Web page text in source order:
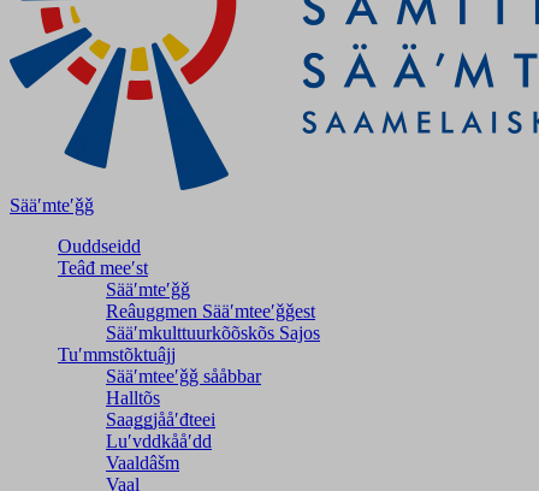
Sääʹmteʹǧǧ
Ouddseidd
Teâđ meeʹst
Sääʹmteʹǧǧ
Reâuggmen Sääʹmteeʹǧǧest
Sääʹmkulttuurkõõskõs Sajos
Tuʹmmstõktuâjj
Sääʹmteeʹǧǧ sååbbar
Halltõs
Saaǥǥjååʹđteei
Luʹvddkååʹdd
Vaaldâšm
Vaal